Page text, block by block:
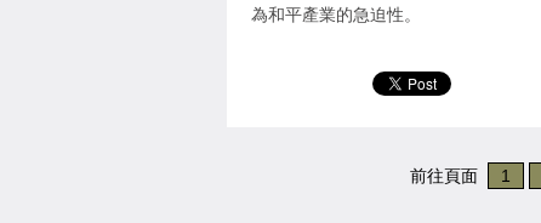
為和平產業的急迫性。
前往頁面 1